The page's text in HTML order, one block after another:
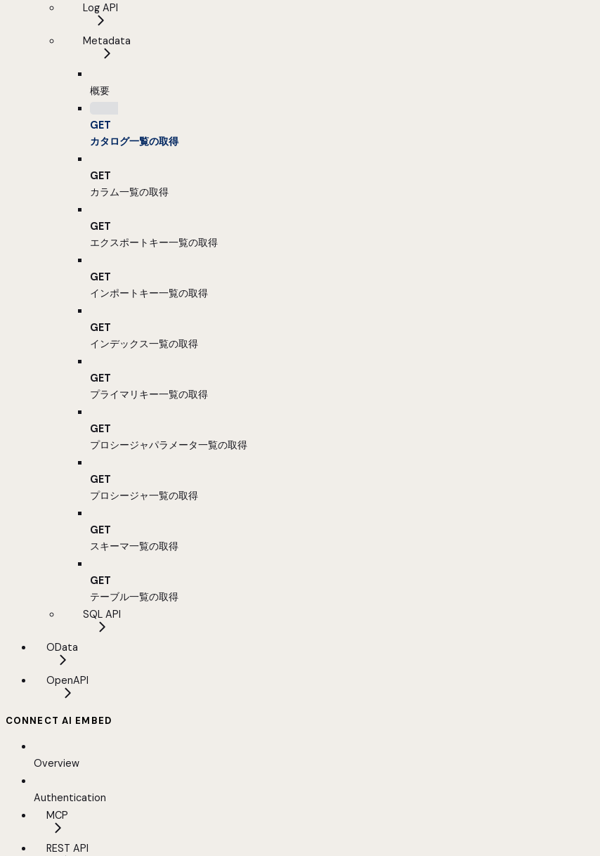
Log API
Metadata
概要
GET
カタログ一覧の取得
GET
カラム一覧の取得
GET
エクスポートキー一覧の取得
GET
インポートキー一覧の取得
GET
インデックス一覧の取得
GET
プライマリキー一覧の取得
GET
プロシージャパラメータ一覧の取得
GET
プロシージャ一覧の取得
GET
スキーマ一覧の取得
GET
テーブル一覧の取得
SQL API
OData
OpenAPI
CONNECT AI EMBED
Overview
Authentication
MCP
REST API